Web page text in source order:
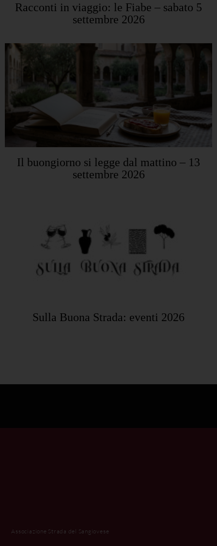
Racconti in viaggio: le Fiabe – sabato 5
settembre 2026
Il buongiorno si legge dal mattino – 13
settembre 2026
Sulla Buona Strada: eventi 2026
Associazione Strada del Sangiovese